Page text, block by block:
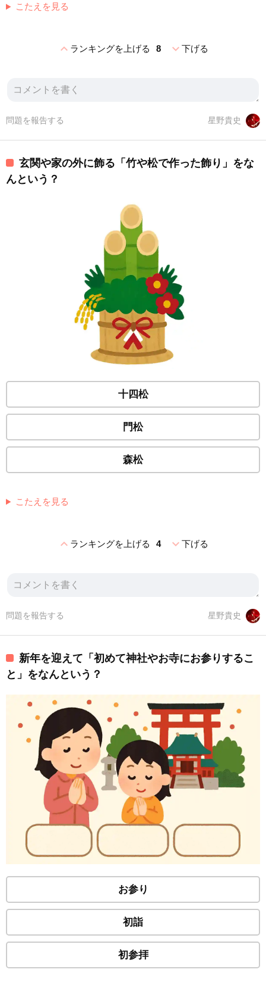
こたえを見る
expand_lessランキングを上げる 8 expand_more下げる
星野貴史
問題を報告する
玄関や家の外に飾る「竹や松で作った飾り」をな
んという？
十四松
門松
森松
こたえを見る
expand_lessランキングを上げる 4 expand_more下げる
星野貴史
問題を報告する
新年を迎えて「初めて神社やお寺にお参りするこ
と」をなんという？
お参り
初詣
初参拝